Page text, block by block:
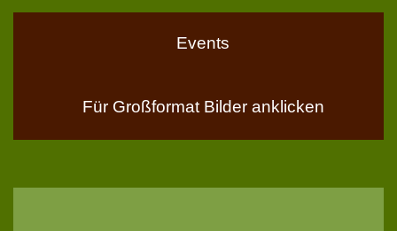
Events
Für Großformat Bilder anklicken